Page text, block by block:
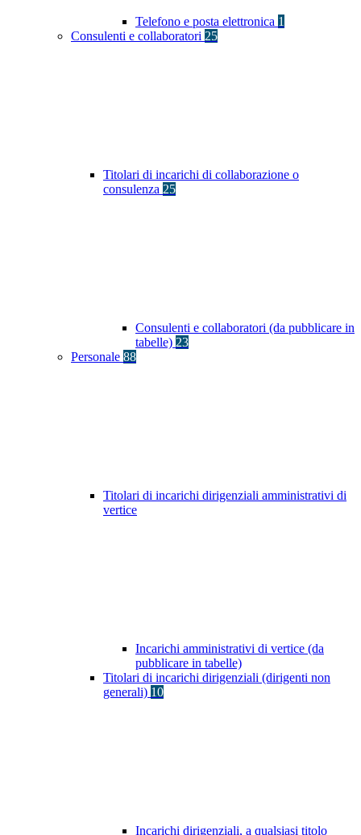
Telefono e posta elettronica 1
Consulenti e collaboratori 25
Titolari di incarichi di collaborazione o
consulenza 25
Consulenti e collaboratori (da pubblicare in
tabelle) 23
Personale 88
Titolari di incarichi dirigenziali amministrativi di
vertice
Incarichi amministrativi di vertice (da
pubblicare in tabelle)
Titolari di incarichi dirigenziali (dirigenti non
generali) 10
Incarichi dirigenziali, a qualsiasi titolo